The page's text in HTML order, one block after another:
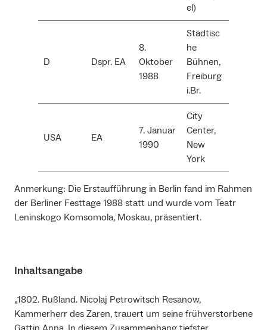
el)
D Dspr. EA
8.
Oktober
1988
Städtisc
he
Bühnen,
Freiburg
i.Br.
USA EA
7. Januar
1990
City
Center,
New
York
Anmerkung: Die Erstaufführung in Berlin fand im Rahmen
der Berliner Festtage 1988 statt und wurde vom Teatr
Leninskogo Komsomola, Moskau, präsentiert.
Inhaltsangabe
„1802. Rußland. Nicolaj Petrowitsch Resanow,
Kammerherr des Zaren, trauert um seine frühverstorbene